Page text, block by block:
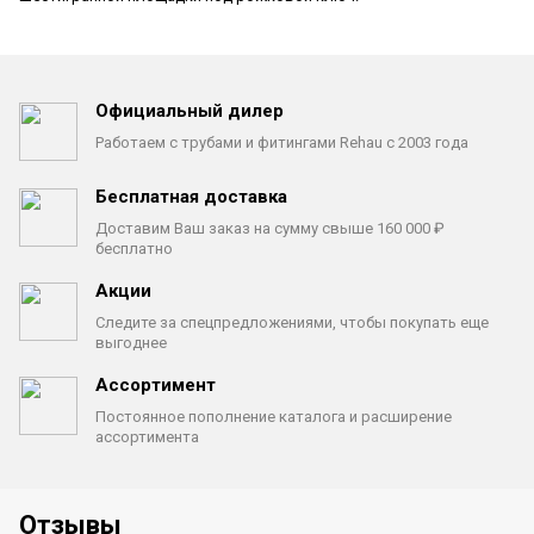
Официальный дилер
Работаем с трубами и фитингами Rehau с 2003 года
Бесплатная доставка
Доставим Ваш заказ на сумму свыше 160 000 ₽
бесплатно
Акции
Следите за спецпредложениями, чтобы покупать еще
выгоднее
Ассортимент
Постоянное пополнение каталога и расширение
ассортимента
Отзывы